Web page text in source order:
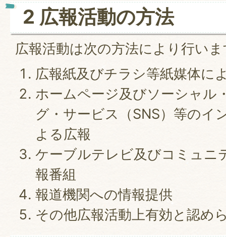
2 広報活動の方法
広報活動は次の方法により行い
広報紙及びチラシ等紙媒体に
ホームページ及びソーシャル
グ・サービス（SNS）等のイ
よる広報
ケーブルテレビ及びコミュニ
報番組
報道機関への情報提供
その他広報活動上有効と認め